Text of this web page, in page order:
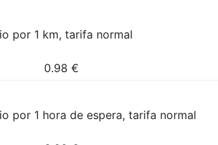
por 1 km, tarifa normal
0.98 €
por 1 hora de espera, tarifa normal